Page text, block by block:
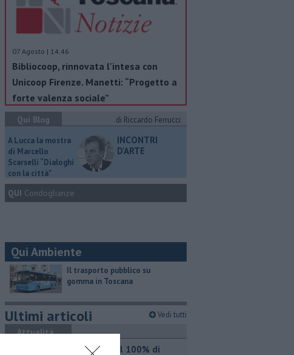
07 Agosto | 14.46
Bibliocoop, rinnovata l'intesa con
Unicoop Firenze. Manetti: “Progetto a
forte valenza sociale”
Qui Blog
di Riccardo Ferrucci
A Lucca la mostra
di Marcello
Scarselli “Dialoghi
con la città"
INCONTRI
D'ARTE
QUI Condoglianze
Qui Ambiente
​Il trasporto pubblico su
gomma in Toscana
Ultimi articoli Vedi tutti
Attualità
Iren sale al 100% di